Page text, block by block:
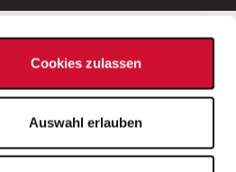
Cookies zulassen
Auswahl erlauben
Stellenausschreibung
bitte an die*den in der
genannte*n